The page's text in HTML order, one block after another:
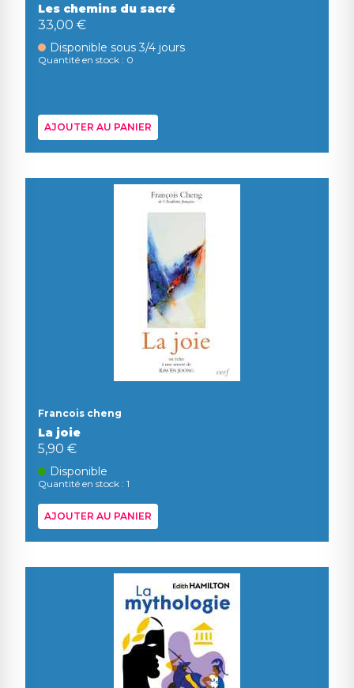
Les chemins du sacré
33,00 €
Disponible sous 3/4 jours
Quantité en stock : 0
AJOUTER AU PANIER
Francois cheng
La joie
5,90 €
Disponible
Quantité en stock : 1
AJOUTER AU PANIER